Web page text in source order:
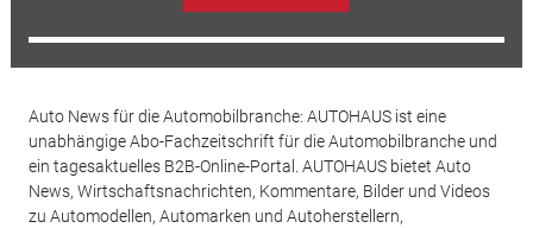
Auto News für die Automobilbranche: AUTOHAUS ist eine
unabhängige Abo-Fachzeitschrift für die Automobilbranche und
ein tagesaktuelles B2B-Online-Portal. AUTOHAUS bietet Auto
News, Wirtschaftsnachrichten, Kommentare, Bilder und Videos
zu Automodellen, Automarken und Autoherstellern,